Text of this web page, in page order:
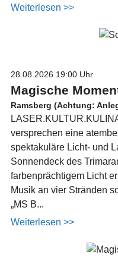
Weiterlesen >>
28.08.2026 19:00 Uhr
Magische
Ramsberg (Achtung:
versprechen eine
spektakuläre Licht- und
Sonnendeck des
farbenprächtigem Licht
Musik an vier Stränden
„MS B...
Weiterlesen >>